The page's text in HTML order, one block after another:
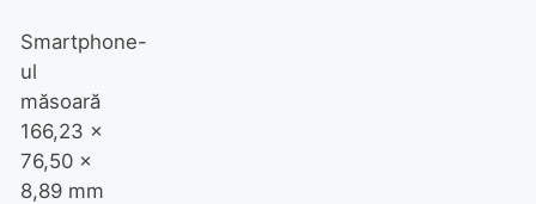
Smartphone-
ul
măsoară
166,23 ×
76,50 ×
8,89 mm